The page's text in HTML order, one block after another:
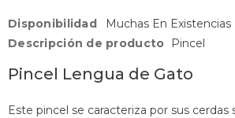
Disponibilidad
Muchas En Existencias
Descripción de producto
Pincel
Pincel Lengua de Gato
Este pincel se caracteriza por sus